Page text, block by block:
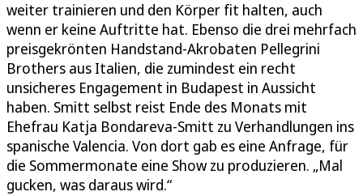
weiter trainieren und den Körper fit halten, auch
wenn er keine Auftritte hat. Ebenso die drei mehrfach
preisgekrönten Handstand-Akrobaten Pellegrini
Brothers aus Italien, die zumindest ein recht
unsicheres Engagement in Budapest in Aussicht
haben. Smitt selbst reist Ende des Monats mit
Ehefrau Katja Bondareva-Smitt zu Verhandlungen ins
spanische Valencia. Von dort gab es eine Anfrage, für
die Sommermonate eine Show zu produzieren. „Mal
gucken, was daraus wird.“